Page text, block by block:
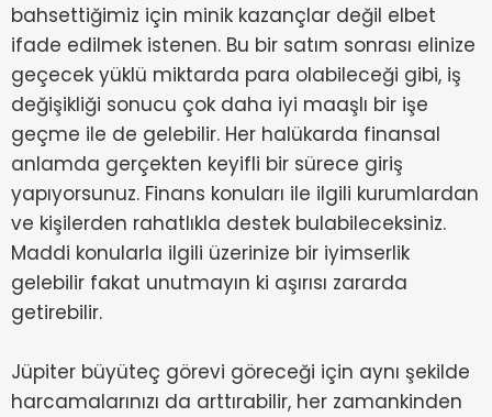
bahsettiğimiz için minik kazançlar değil elbet
ifade edilmek istenen. Bu bir satım sonrası elinize
geçecek yüklü miktarda para olabileceği gibi, iş
değişikliği sonucu çok daha iyi maaşlı bir işe
geçme ile de gelebilir. Her halükarda finansal
anlamda gerçekten keyifli bir sürece giriş
yapıyorsunuz. Finans konuları ile ilgili kurumlardan
ve kişilerden rahatlıkla destek bulabileceksiniz.
Maddi konularla ilgili üzerinize bir iyimserlik
gelebilir fakat unutmayın ki aşırısı zararda
getirebilir.
Jüpiter büyüteç görevi göreceği için aynı şekilde
harcamalarınızı da arttırabilir, her zamankinden